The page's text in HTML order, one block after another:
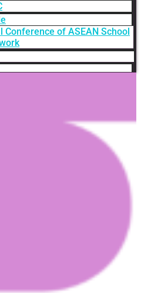
Conference of ASEAN School